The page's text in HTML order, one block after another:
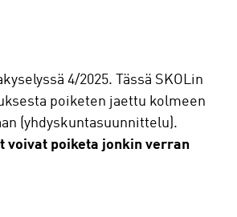
4/2025. Tässä SKOLin
poiketen jaettu kolmeen
(yhdyskuntasuunnittelu).
voivat poiketa jonkin verran